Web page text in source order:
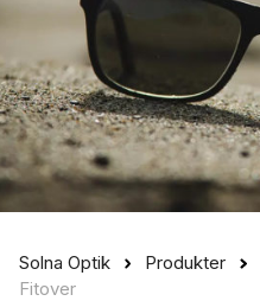
Solna Optik Produkter
Fitover